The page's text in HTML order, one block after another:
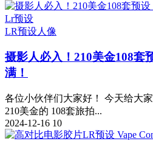
Lr预设
LR预设人像
摄影人必入！210美金108套
满！
各位小伙伴们大家好！ 今天给大
210美金的 108套旅拍...
2024-12-16 10